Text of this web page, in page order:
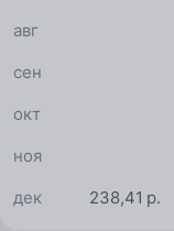
авг
сен
окт
ноя
238,41 р.
дек